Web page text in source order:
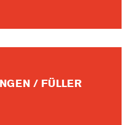
/ FÜLLER